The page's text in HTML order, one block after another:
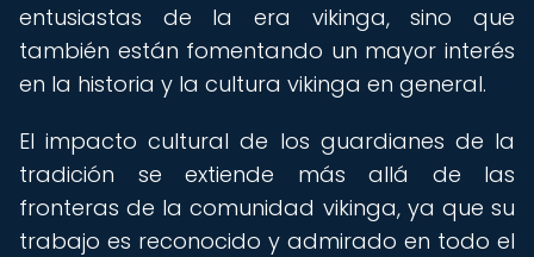
entusiastas de la era vikinga, sino que
también están fomentando un mayor interés
en la historia y la cultura vikinga en general.
El impacto cultural de los guardianes de la
tradición se extiende más allá de las
fronteras de la comunidad vikinga, ya que su
trabajo es reconocido y admirado en todo el